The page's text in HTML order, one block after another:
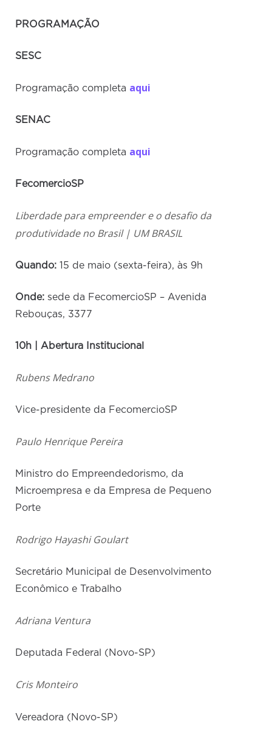
PROGRAMAÇÃO
SESC
Programação completa aqui
SENAC
Programação completa aqui
FecomercioSP
Liberdade para empreender e o desafio da
produtividade no Brasil | UM BRASIL
Quando:15 de maio (sexta-feira), às 9h
Onde: sede da FecomercioSP – Avenida
Rebouças, 3377
10h | Abertura Institucional
Rubens Medrano
Vice-presidente da FecomercioSP
Paulo Henrique Pereira
Ministro do Empreendedorismo, da
Microempresa e da Empresa de Pequeno
Porte
Rodrigo Hayashi Goulart
Secretário Municipal de Desenvolvimento
Econômico e Trabalho
Adriana Ventura
Deputada Federal (Novo-SP)
Cris Monteiro
Vereadora (Novo-SP)